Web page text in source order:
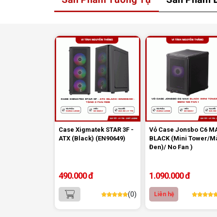
máy nhỏ gọn nhưng vẫn đảm bảo khả năng
hỗ trợ nhiều vị trí quạt và khả năng nâng
nhiều tình huống.
Case Xigmatek STAR 3F -
ATX (Black) (EN90649)
490.000 đ
(0)
Vỏ Case Jonsbo C6
BLACK (Mini Tower/
Đen)/ No Fan )
1.090.000 đ
Liên hệ